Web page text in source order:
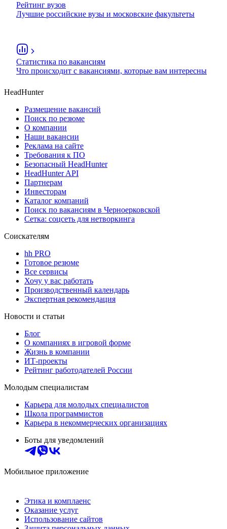
Рейтинг вузов
Лучшие российские вузы и московские факультеты
Статистика по вакансиям
Что происходит с вакансиями, которые вам интересны
HeadHunter
Размещение вакансий
Поиск по резюме
О компании
Наши вакансии
Реклама на сайте
Требования к ПО
Безопасный HeadHunter
HeadHunter API
Партнерам
Инвесторам
Каталог компаний
Поиск по вакансиям в Черноерковской
Сетка: соцсеть для нетворкинга
Соискателям
hh PRO
Готовое резюме
Все сервисы
Хочу у вас работать
Производственный календарь
Экспертная рекомендация
Новости и статьи
Блог
О компаниях в игровой форме
Жизнь в компании
ИТ-проекты
Рейтинг работодателей России
Молодым специалистам
Карьера для молодых специалистов
Школа программистов
Карьера в некоммерческих организациях
Боты для уведомлений
Мобильное приложение
Этика и комплаенс
Оказание услуг
Использование сайтов